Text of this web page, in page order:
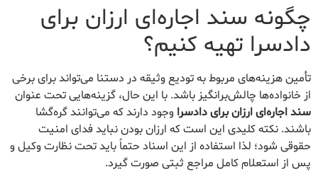
چگونه سند اجاره‌ای ارزان برای
دادسرا تهیه کنیم؟
تأمین هزینه‌های مربوط به تودیع وثیقه در دستنا می‌تواند برای برخی
از خانواده‌ها چالش‌برانگیز باشد. با این حال، گزینه‌هایی تحت عنوان
سند اجاره‌ای ارزان برای دادسرا وجود دارند که می‌توانند گره‌گشا
باشند. نکته کلیدی این است که ارزان بودن نباید فدای امنیت
حقوقی شود؛ لذا استفاده از این اسناد حتماً باید تحت نظارت وکیل و
پس از استعلام کامل مراجع ثبتی صورت گیرد.